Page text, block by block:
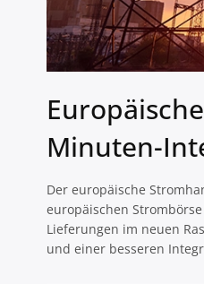
Minuten-
Der europäische
europäischen
Lieferungen im neuen
und einer besseren